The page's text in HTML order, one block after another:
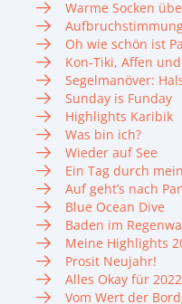
Warme Socken
Oh wie schön ist
Kon-Tiki, Affen
Segelmanöver:
Sunday is Funday
Highlights Karibik
Was bin ich?
Wieder auf See
Ein Tag durch
Auf geht’s nach
Blue Ocean Dive
Baden im
Meine Highlights
Prosit Neujahr!
Alles Okay für 2022
Vom Wert der